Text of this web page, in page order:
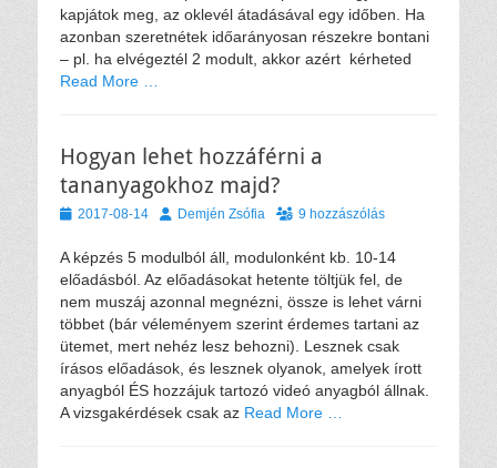
kapjátok meg, az oklevél átadásával egy időben. Ha
azonban szeretnétek időarányosan részekre bontani
– pl. ha elvégeztél 2 modult, akkor azért kérheted
Read More …
Hogyan lehet hozzáférni a
tananyagokhoz majd?
Közzétéve
2017-08-14 SzerzőDemjén Zsófia 9 hozzászólás
A képzés 5 modulból áll, modulonként kb. 10-14
előadásból. Az előadásokat hetente töltjük fel, de
nem muszáj azonnal megnézni, össze is lehet várni
többet (bár véleményem szerint érdemes tartani az
ütemet, mert nehéz lesz behozni). Lesznek csak
írásos előadások, és lesznek olyanok, amelyek írott
anyagból ÉS hozzájuk tartozó videó anyagból állnak.
A vizsgakérdések csak az Read More …